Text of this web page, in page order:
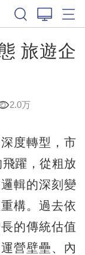
旅遊企
2.0万
度轉型，市
飛躍，從粗放
輯的深刻變
構。過去依
的傳統估值
營壁壘、內